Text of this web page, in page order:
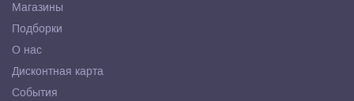
Магазины
Подборки
О нас
Дисконтная карта
События